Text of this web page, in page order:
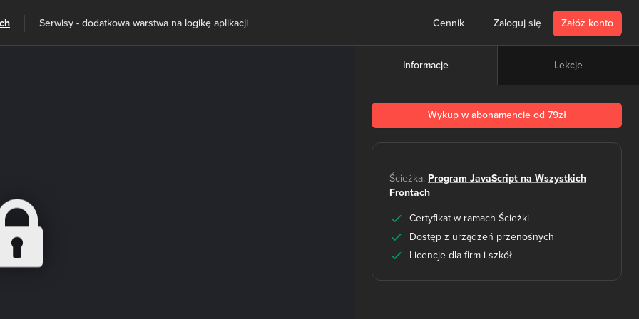
Serwisy - dodatkowa warstwa na logikę aplikacji Cennik Zaloguj się Załóż konto
Informacje Lekcje
Wykup w abonamencie od 79zł
Ścieżka: Program JavaScript na Wszystkich
Frontach
Certyfikat w ramach Ścieżki
Dostęp z urządzeń przenośnych
Licencje dla firm i szkół